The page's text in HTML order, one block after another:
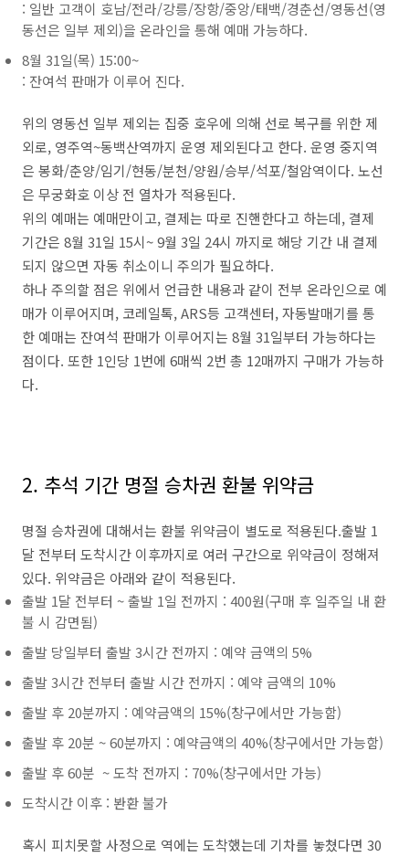
: 일반 고객이 호남/전라/강릉/장항/중앙/태백/경춘선/영동선(영
동선은 일부 제외)을 온라인을 통해 예매 가능하다.
8월 31일(목) 15:00~
: 잔여석 판매가 이루어 진다.
위의 영동선 일부 제외는 집중 호우에 의해 선로 복구를 위한 제
외로, 영주역~동백산역까지 운영 제외된다고 한다. 운영 중지역
은 봉화/춘양/임기/현동/분천/양원/승부/석포/철암역이다. 노선
은 무궁화호 이상 전 열차가 적용된다.
위의 예매는 예매만이고, 결제는 따로 진핸한다고 하는데, 결제
기간은 8월 31일 15시~ 9월 3일 24시 까지로 해당 기간 내 결제
되지 않으면 자동 취소이니 주의가 필요하다.
하나 주의할 점은 위에서 언급한 내용과 같이 전부 온라인으로 예
매가 이루어지며, 코레일톡, ARS등 고객센터, 자동발매기를 통
한 예매는 잔여석 판매가 이루어지는 8월 31일부터 가능하다는
점이다. 또한 1인당 1번에 6매씩 2번 총 12매까지 구매가 가능하
다.
2. 추석 기간 명절 승차권 환불 위약금
명절 승차권에 대해서는 환불 위약금이 별도로 적용된다.출발 1
달 전부터 도착시간 이후까지로 여러 구간으로 위약금이 정해져
있다. 위약금은 아래와 같이 적용된다.
출발 1달 전부터 ~ 출발 1일 전까지 : 400원(구매 후 일주일 내 환
불 시 감면됨)
출발 당일부터 출발 3시간 전까지 : 예약 금액의 5%
출발 3시간 전부터 출발 시간 전까지 : 예약 금액의 10%
출발 후 20분까지 : 예약금액의 15%(창구에서만 가능함)
출발 후 20분 ~ 60분까지 : 예약금액의 40%(창구에서만 가능함)
출발 후 60분 ~ 도착 전까지 : 70%(창구에서만 가능)
도착시간 이후 : 봔환 불가
혹시 피치못할 사정으로 역에는 도착했는데 기차를 놓쳤다면 30